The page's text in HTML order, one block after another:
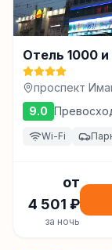
Отель 1000 и
проспект
9.0
Wi-Fi
от
4 501 ₽
за ночь